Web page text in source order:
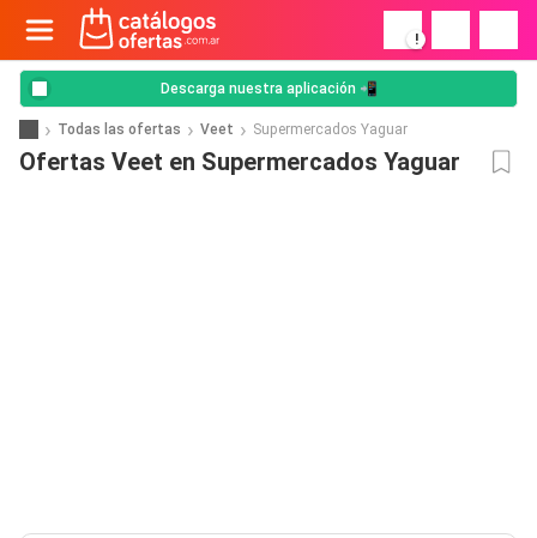
!
Descarga nuestra aplicación 📲
Todas las ofertas Veet Supermercados Yaguar
Ofertas Veet en Supermercados Yaguar